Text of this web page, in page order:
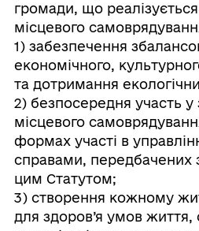
громади, що реалізується
місцевого
1) забезпечення
економічного,
та дотримання
2) безпосередня участь у
місцевого
формах участі в
справами, передбачених
цим Статутом;
3) створення кожному
для здоров’я умов життя,